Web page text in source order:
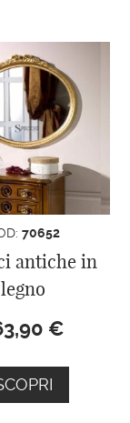
70652
antiche in
legno
€